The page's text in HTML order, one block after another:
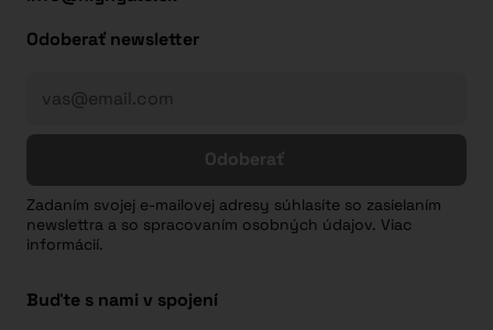
Odoberať newsletter
Odoberať
Zadaním svojej e-mailovej adresy súhlasíte so zasielaním
newslettra a so spracovaním osobných údajov. Viac
informácií.
Buďte s nami v spojení